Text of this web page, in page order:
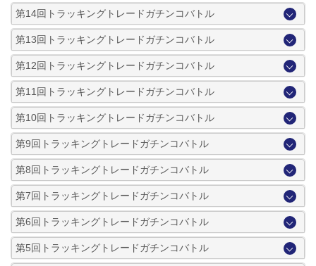
第14回トラッキングトレードガチンコバトル
第13回トラッキングトレードガチンコバトル
第12回トラッキングトレードガチンコバトル
第11回トラッキングトレードガチンコバトル
第10回トラッキングトレードガチンコバトル
第9回トラッキングトレードガチンコバトル
第8回トラッキングトレードガチンコバトル
第7回トラッキングトレードガチンコバトル
第6回トラッキングトレードガチンコバトル
第5回トラッキングトレードガチンコバトル